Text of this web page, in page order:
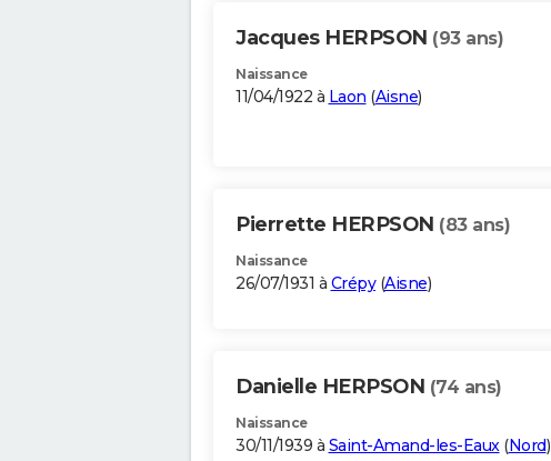
Jacques HERPSON (93 ans)
Naissance
11/04/1922 à Laon (Aisne)
Pierrette HERPSON (83 ans)
Naissance
26/07/1931 à Crépy(Aisne)
Danielle HERPSON (74 ans)
Naissance
30/11/1939 à Saint-Amand-les-Eaux(Nord)